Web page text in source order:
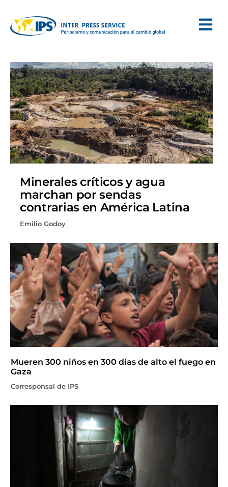
Minerales críticos y agua
marchan por sendas
contrarias en América Latina
Emilio Godoy
Mueren 300 niños en 300 días de alto el fuego en
Gaza
Corresponsal de IPS